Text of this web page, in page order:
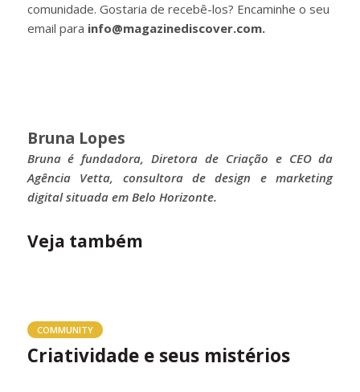
comunidade. Gostaria de recebê-los? Encaminhe o seu
email para info@magazinediscover.com.
Bruna Lopes
Bruna é fundadora, Diretora de Criação e CEO da
Agência Vetta, consultora de design e marketing
digital situada em Belo Horizonte.
Veja também
COMMUNITY
Criatividade e seus mistérios